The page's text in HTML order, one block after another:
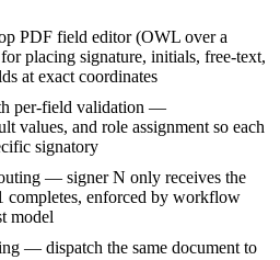
PDF field editor (OWL over a
placing signature, initials, free-text,
at exact coordinates
per-field validation —
values, and role assignment so each
signatory
— signer N only receives the
completes, enforced by workflow
model
— dispatch the same document to